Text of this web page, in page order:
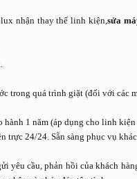
nhận thay thế linh kiện,sửa
trong quá trình giặt (đối với các
hành 1 năm (áp dụng cho linh
trực 24/24. Sẵn sàng phục vụ
yêu cầu, phản hồi của khách